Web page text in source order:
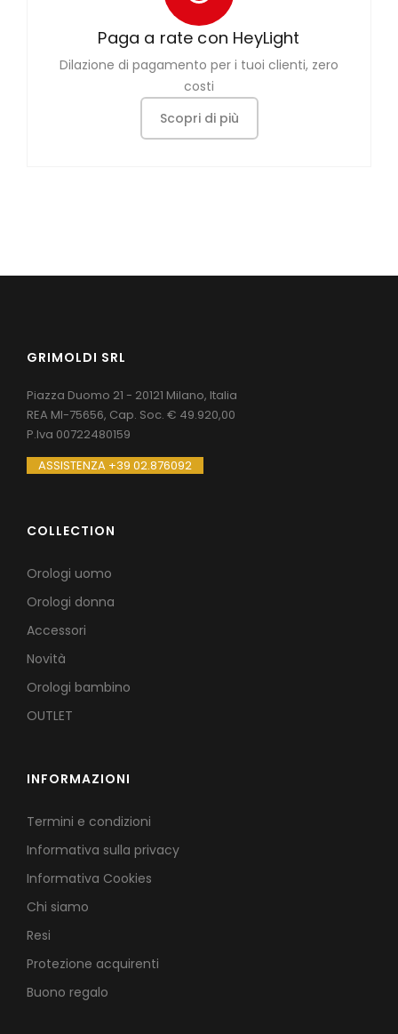
Paga a rate con HeyLight
Dilazione di pagamento per i tuoi clienti, zero
costi
Scopri di più
GRIMOLDI SRL
Piazza Duomo 21 - 20121 Milano, Italia
REA MI-75656, Cap. Soc. € 49.920,00
P.Iva 00722480159
ASSISTENZA +39 02.876092
COLLECTION
Orologi uomo
Orologi donna
Accessori
Novità
Orologi bambino
OUTLET
INFORMAZIONI
Termini e condizioni
Informativa sulla privacy
Informativa Cookies
Chi siamo
Resi
Protezione acquirenti
Buono regalo